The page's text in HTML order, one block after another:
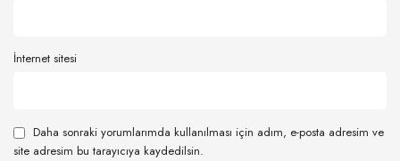
İnternet sitesi
Daha sonraki yorumlarımda kullanılması için adım, e-posta adresim ve
site adresim bu tarayıcıya kaydedilsin.